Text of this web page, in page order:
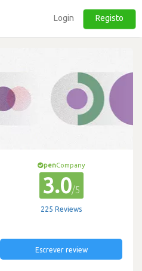
Login Registo
penCompany
3.0/5
225 Reviews
Escrever review